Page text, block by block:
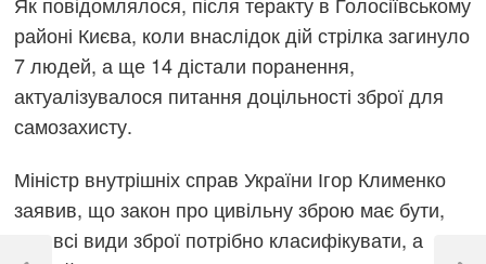
районі Києва, коли внаслідок дій стрілка загинуло
7 людей, а ще 14 дістали поранення,
актуалізувалося питання доцільності зброї для
самозахисту.
Міністр внутрішніх справ України Ігор Клименко
заявив, що закон про цивільну зброю має бути,
але всі види зброї потрібно класифікувати, а
Навігація